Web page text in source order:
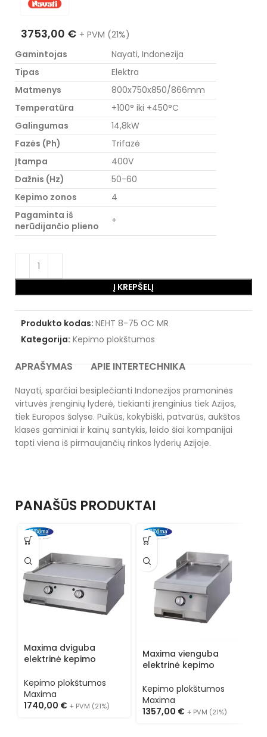
3753,00 € + PVM (21%)
Gamintojas
Nayati, Indonezija
Tipas
Elektra
Matmenys
800x750x850/866mm
Temperatūra
+100° iki +450°C
Galingumas
14,8kW
Fazės (Ph)
Trifazė
Įtampa
400V
Dažnis (Hz)
50-60
Kepimo zonos
4
Pagaminta iš
nerūdijančio plieno
+
Į KREPŠELĮ
Produkto kodas: NEHT 8-75 OC MR
Kategorija: Kepimo plokštumos
APRAŠYMAS APIE INTERTECHNIKA
Nayati, sparčiai besiplečianti Indonezijos pramoninės
virtuvės įrenginių lyderė, tiekianti įrenginius tiek Azijos,
tiek Europos šalyse. Puikūs, kokybiški, patvarūs, aukštos
klasės gaminiai ir kainų santykis, leido šiai kompanijai
tapti viena iš pirmaujančių rinkos lyderių Azijoje.
PANAŠŪS PRODUKTAI
Maxima dviguba
elektrinė kepimo
Kepimo plokštumos
Maxima
1740,00 € + PVM (21%)
Maxima vienguba
elektrinė kepimo
Kepimo plokštumos
Maxima
1357,00 € + PVM (21%)